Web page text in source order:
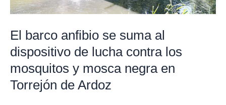
El barco anfibio se suma al
dispositivo de lucha contra los
mosquitos y mosca negra en
Torrejón de Ardoz
lucha
los
mosquitos
y
mosca